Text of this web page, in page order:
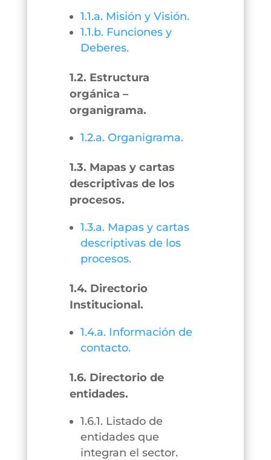
1.1.a. Misión y Visión.
1.1.b. Funciones y
Deberes.
1.2. Estructura
orgánica –
organigrama.
1.2.a. Organigrama.
1.3. Mapas y cartas
descriptivas de los
procesos.
1.3.a. Mapas y cartas
descriptivas de los
procesos.
1.4. Directorio
Institucional.
1.4.a. Información de
contacto.
1.6. Directorio de
entidades.
1.6.1. Listado de
entidades que
integran el sector.